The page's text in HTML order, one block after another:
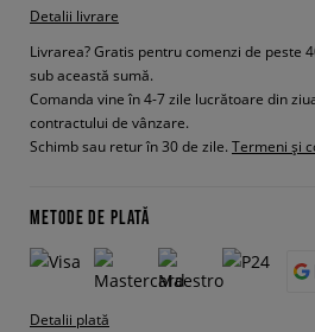
Detalii livrare
Livrarea? Gratis pentru comenzi de peste
sub această sumă.
Comanda vine în 4-7 zile lucrătoare din
contractului de vânzare.
Schimb sau retur în 30 de zile. Termeni și
METODE DE PLATĂ
Detalii plată